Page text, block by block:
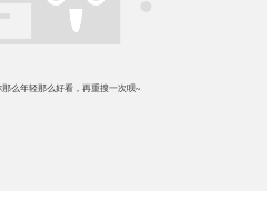
么年轻那么好看，再重搜一次呗~